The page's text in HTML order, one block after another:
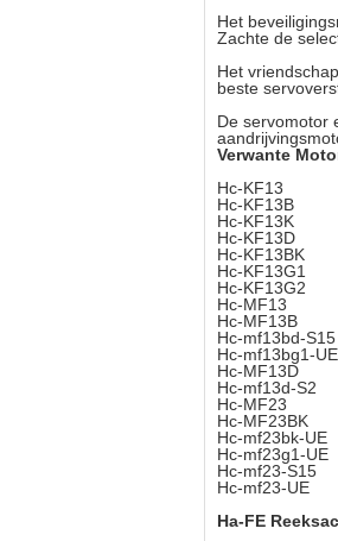
Het
Zachte de
Het
beste
De servomotor
Verwante
Hc-KF13
Hc-KF13B
Hc-KF13K
Hc-KF13D
Hc-KF13BK
Hc-KF13G1
Hc-KF13G2
Hc-MF13
Hc-MF13B
Hc-mf13bd-S15
Hc-mf13bg1-UE
Hc-MF13D
Hc-mf13d-S2
Hc-MF23
Hc-MF23BK
Hc-mf23bk-UE
Hc-mf23g1-UE
Hc-mf23-S15
Hc-mf23-UE
Ha-FE